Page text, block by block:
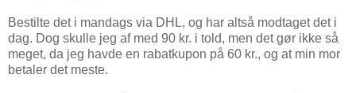
Bestilte det i mandags via DHL, og har altså modtaget det i
dag. Dog skulle jeg af med 90 kr. i told, men det gør ikke så
meget, da jeg havde en rabatkupon på 60 kr., og at min mor
betaler det meste.